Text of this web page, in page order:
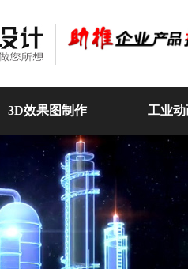
3D效果图制作 工业